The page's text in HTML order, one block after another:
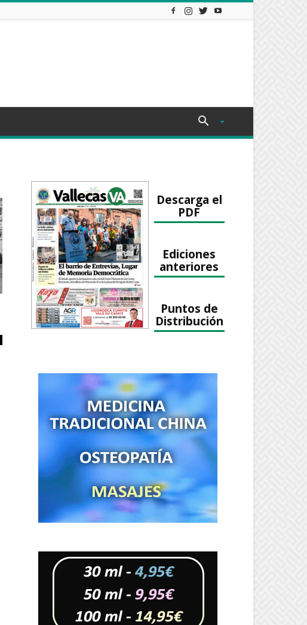
Descarga el
PDF
Ediciones
anteriores
Puntos de
Distribución